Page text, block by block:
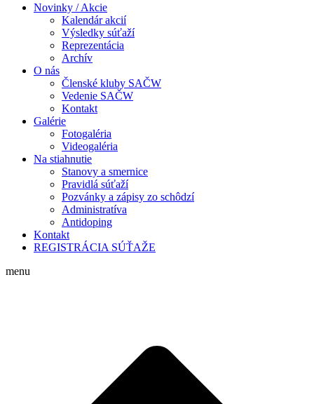
Novinky / Akcie
Kalendár akcií
Výsledky súťaží
Reprezentácia
Archív
O nás
Členské kluby SAČW
Vedenie SAČW
Kontakt
Galérie
Fotogaléria
Videogaléria
Na stiahnutie
Stanovy a smernice
Pravidlá súťaží
Pozvánky a zápisy zo schôdzí
Administratíva
Antidoping
Kontakt
REGISTRÁCIA SÚŤAŽE
menu